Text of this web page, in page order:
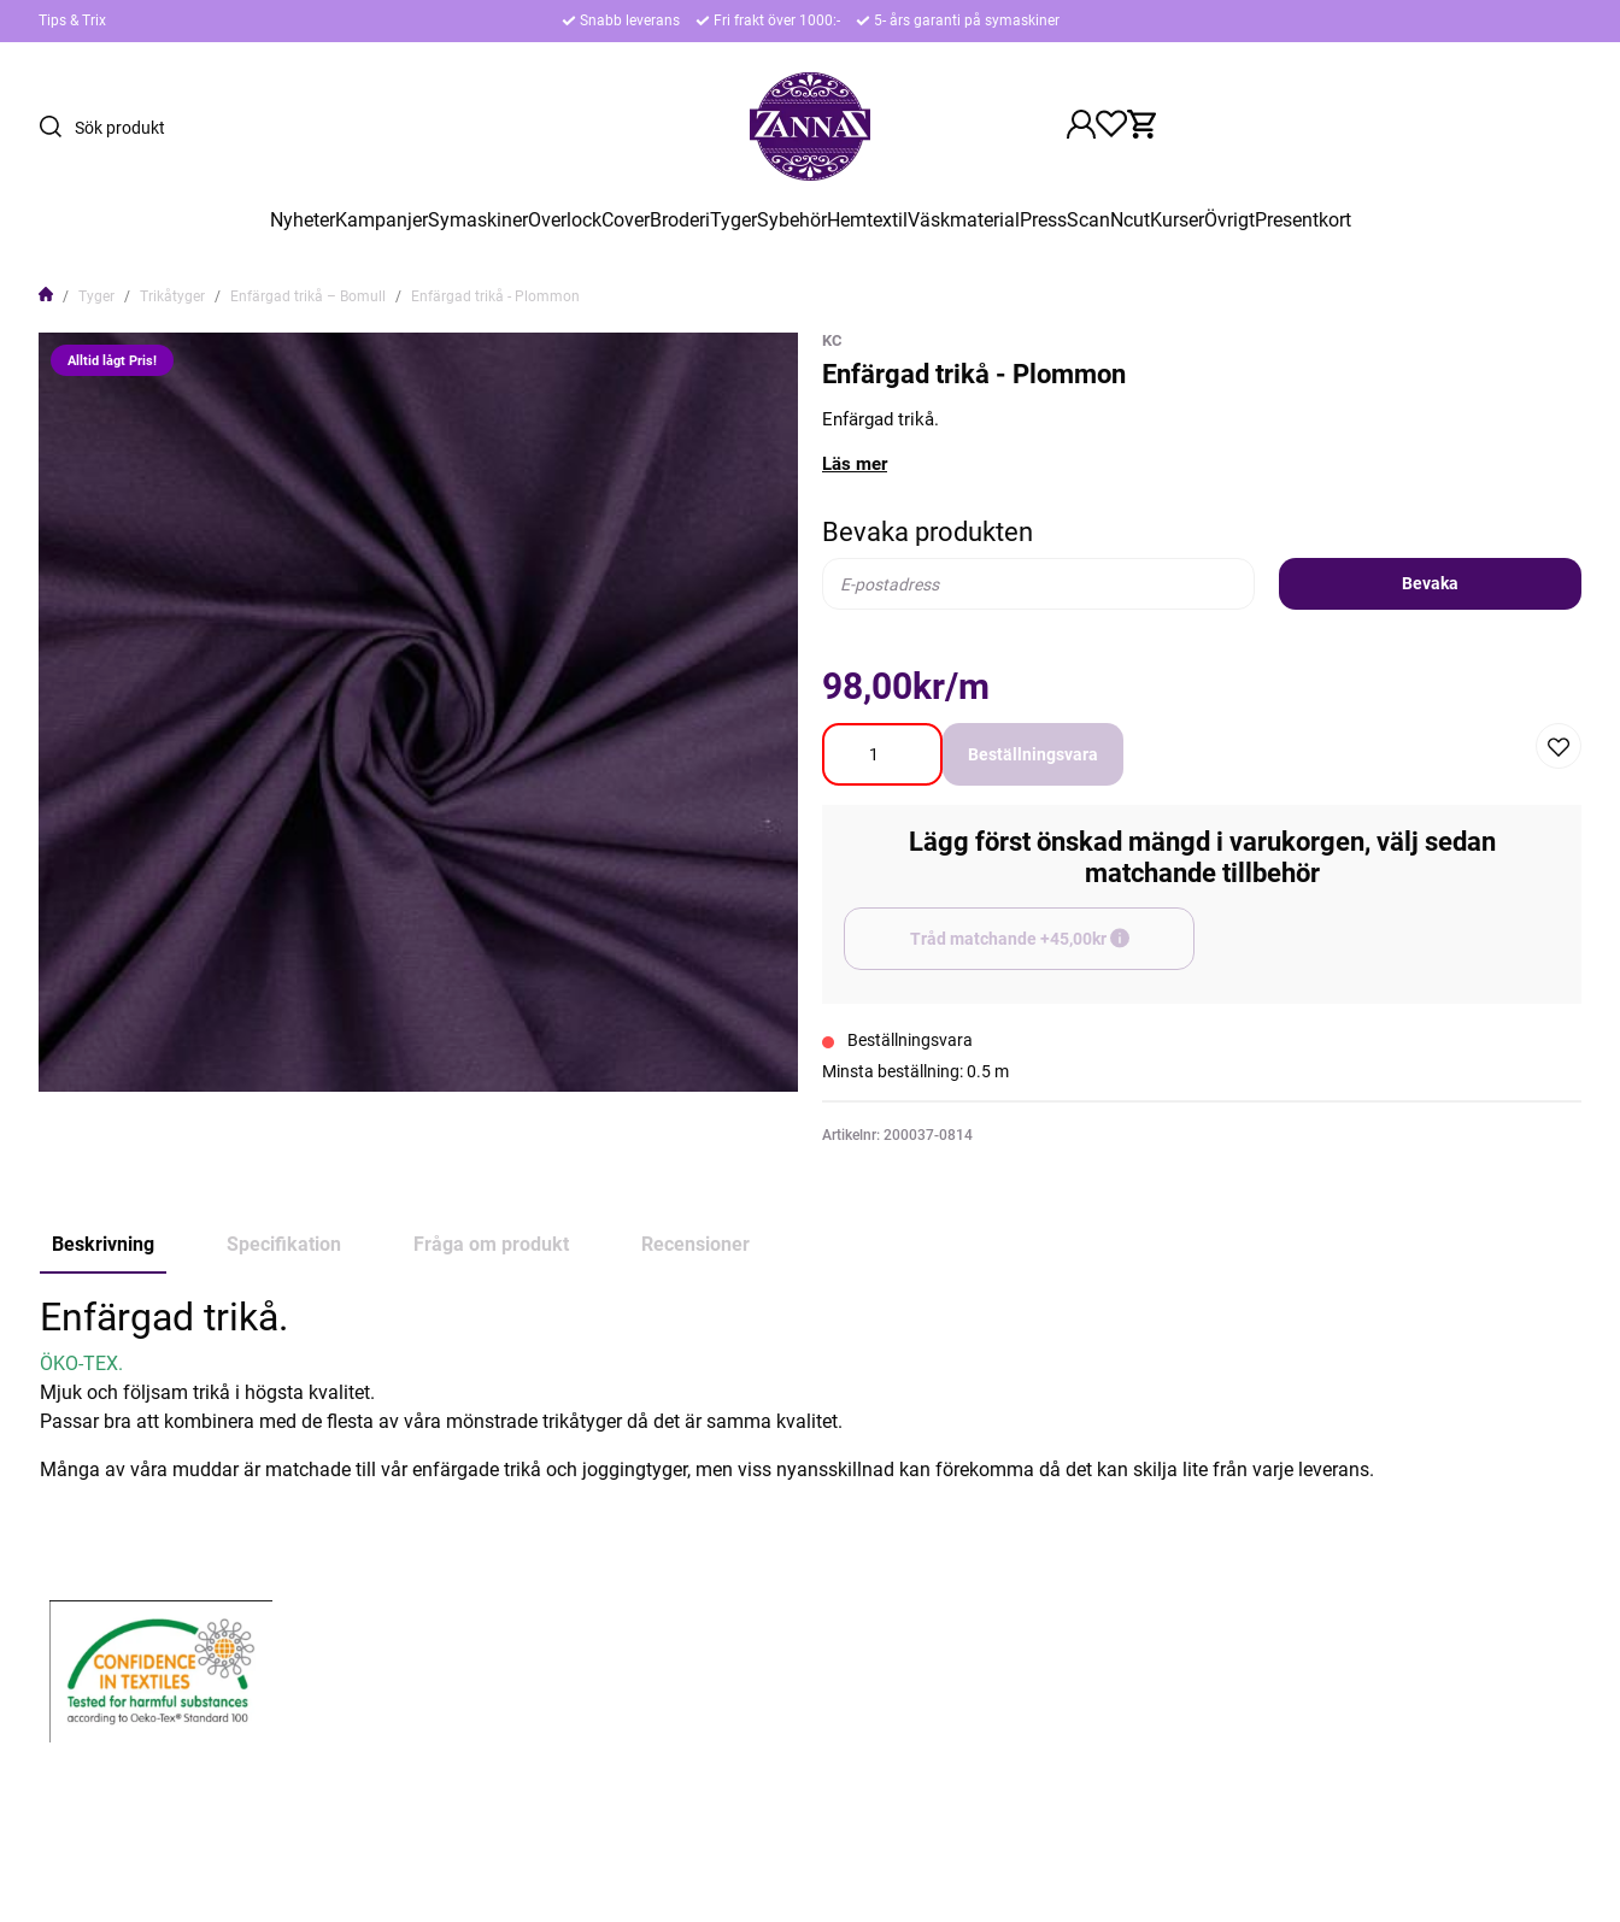
Tips & Trix Snabb leverans Fri frakt över 1000:- 5- års garanti på symaskiner
NyheterKampanjerSymaskinerOverlockCoverBroderiTygerSybehörHemtextilVäskmaterialPressScanNcutKurserÖvrigtPresentkort
Tyger Trikåtyger Enfärgad trikå – Bomull Enfärgad trikå - Plommon
Alltid lågt Pris!
KC
Enfärgad trikå - Plommon
Enfärgad trikå.
Läs mer
Bevaka produkten
Bevaka
98,00kr/m
Beställningsvara
Lägg först önskad mängd i varukorgen, välj sedan
matchande tillbehör
Tråd matchande +45,00kr
Beställningsvara
Minsta beställning: 0.5 m
Artikelnr: 200037-0814
Beskrivning Specifikation Fråga om produkt Recensioner
Enfärgad trikå.
ÖKO-TEX.
Mjuk och följsam trikå i högsta kvalitet.
Passar bra att kombinera med de flesta av våra mönstrade trikåtyger då det är samma kvalitet.
Många av våra muddar är matchade till vår enfärgade trikå och joggingtyger, men viss nyansskillnad kan förekomma då det kan skilja lite från varje leverans.